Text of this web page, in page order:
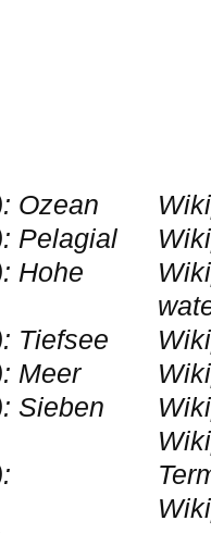
Ozean
Pelagial
Hohe
Tiefsee
Meer
Sieben